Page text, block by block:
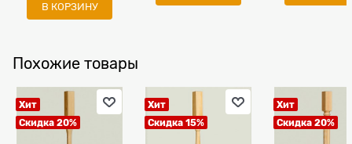
В КОРЗИНУ
Похожие товары
Хит
Скидка 20%
Хит
Скидка 15%
Хит
Скидка 20%